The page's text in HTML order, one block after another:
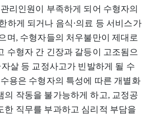
리인원이 부족하게 되어 수형자의
하게 되거나 음식⋅의료 등 서비스가
며, 수형자들의 처우불만이 제대로
수형자 간 긴장과 갈등이 고조됨으
자살 등 교정사고가 빈발하게 될 수
용은 수형자의 특성에 따른 개별화
의 작동을 불가능하게 하고, 교정공
한 직무를 부과하고 심리적 부담을